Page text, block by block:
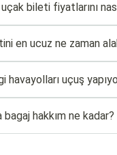
bileti fiyatlarını
en ucuz ne zaman
havayolları uçuş
hakkım ne kadar?